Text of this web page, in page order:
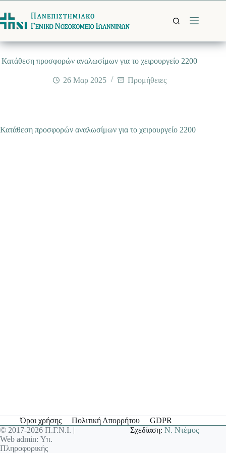
στο
περιεχόμενο
Κατάθεση προσφορών αναλωσίμων για το χειρουργείο 2200
26 Μαρ 2025 Προμήθειες
Κατάθεση προσφορών αναλωσίμων για το χειρουργείο 2200
Όροι χρήσης Πολιτική Απορρήτου
GDPR
© 2017-2026 Π.Γ.Ν.Ι. |
Web admin: Υπ.
Πληροφορικής
Σχεδίαση:Ν. Ντέμος